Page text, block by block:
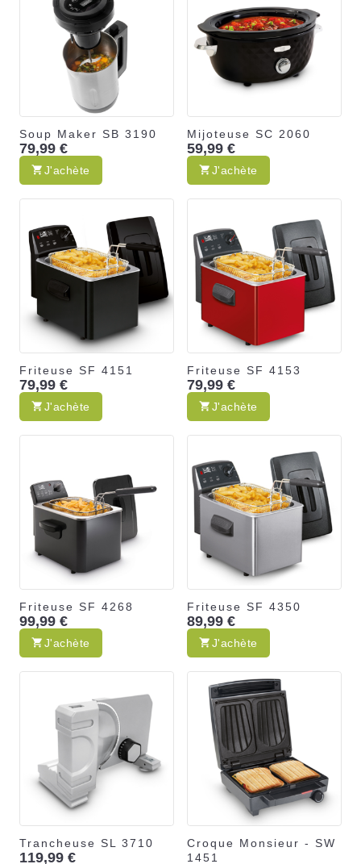
Soup Maker SB 3190
79,99 €
J'achète
Mijoteuse SC 2060
59,99 €
J'achète
Friteuse SF 4151
79,99 €
J'achète
Friteuse SF 4153
79,99 €
J'achète
Friteuse SF 4268
99,99 €
J'achète
Friteuse SF 4350
89,99 €
J'achète
Trancheuse SL 3710
119,99 €
Croque Monsieur - SW
1451